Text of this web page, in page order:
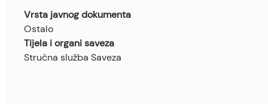
here
Vrsta javnog dokumenta
Ostalo
Tijela i organi saveza
Stručna služba Saveza